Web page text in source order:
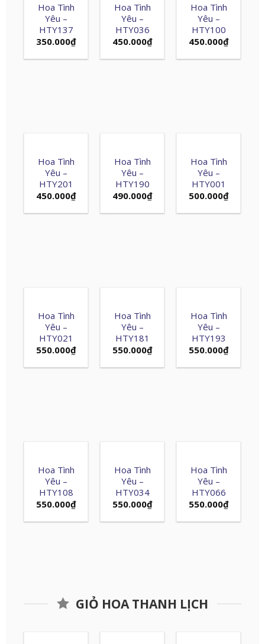
Hoa Tình
Yêu –
HTY137
350.000₫
Hoa Tình
Yêu –
HTY036
450.000₫
Hoa Tình
Yêu –
HTY100
450.000₫
Hoa Tình
Yêu –
HTY201
450.000₫
Hoa Tình
Yêu –
HTY190
490.000₫
Hoa Tình
Yêu –
HTY001
500.000₫
Hoa Tình
Yêu –
HTY021
550.000₫
Hoa Tình
Yêu –
HTY181
550.000₫
Hoa Tình
Yêu –
HTY193
550.000₫
Hoa Tình
Yêu –
HTY108
550.000₫
Hoa Tình
Yêu –
HTY034
550.000₫
Hoa Tình
Yêu –
HTY066
550.000₫
GIỎ HOA THANH LỊCH